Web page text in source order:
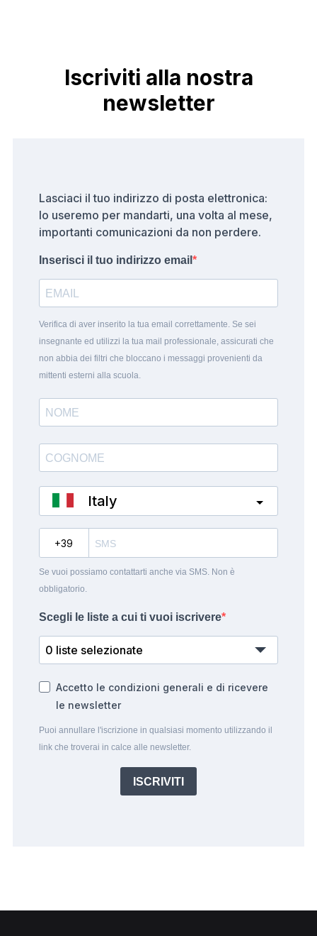
Iscriviti alla nostra
newsletter
Lasciaci il tuo indirizzo di posta elettronica:
lo useremo per mandarti, una volta al mese,
importanti comunicazioni da non perdere.
Inserisci il tuo indirizzo email
Verifica di aver inserito la tua email correttamente. Se sei
insegnante ed utilizzi la tua mail professionale, assicurati che
non abbia dei filtri che bloccano i messaggi provenienti da
mittenti esterni alla scuola.
Italy
Se vuoi possiamo contattarti anche via SMS. Non è
obbligatorio.
Scegli le liste a cui ti vuoi iscrivere
0 liste selezionate
Accetto le condizioni generali e di ricevere
le newsletter
Puoi annullare l'iscrizione in qualsiasi momento utilizzando il
link che troverai in calce alle newsletter.
ISCRIVITI